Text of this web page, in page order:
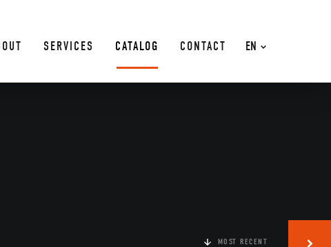
EN
SERVICES CATALOG CONTACT
MOST RECENT